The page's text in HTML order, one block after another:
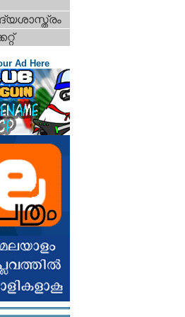
Ad Here